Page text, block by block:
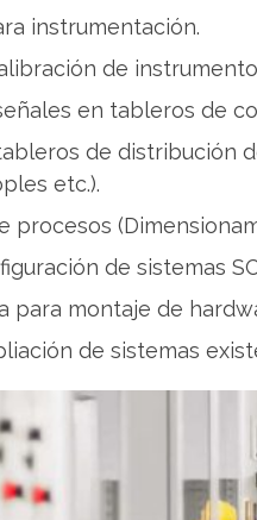
instrumentación.
de
en tableros de
de distribución
etc.).
procesos
de sistemas
para montaje de
de sistemas